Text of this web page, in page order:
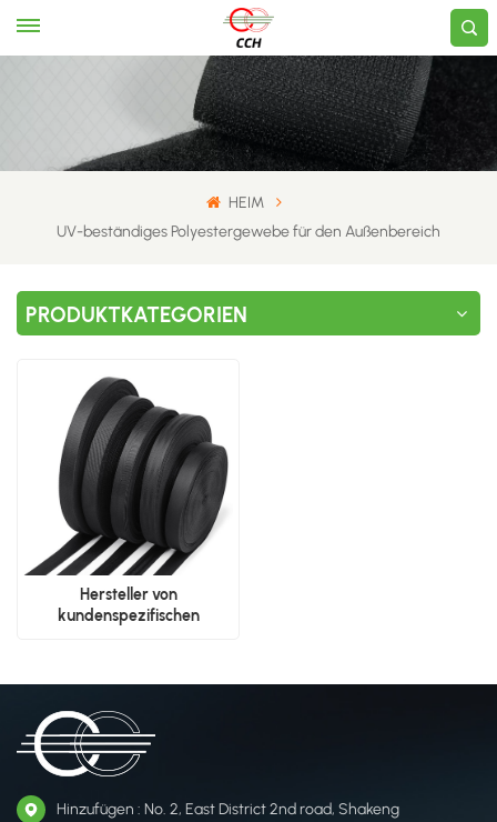
HEIM
UV-beständiges Polyestergewebe für den Außenbereich
PRODUKTKATEGORIEN
Hersteller von
kundenspezifischen
Hinzufügen : No. 2, East District 2nd road, Shakeng